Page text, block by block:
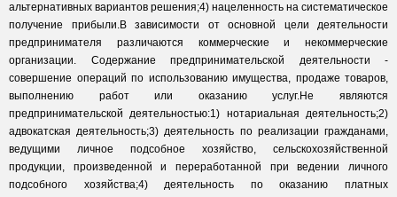
альтернативных вариантов решения;4) нацеленность на систематическое
получение прибыли.В зависимости от основной цели деятельности
предпринимателя различаются коммерческие и некоммерческие
организации. Содержание предпринимательской деятельности -
совершение операций по использованию имущества, продаже товаров,
выполнению работ или оказанию услуг.Не являются
предпринимательской деятельностью:1) нотариальная деятельность;2)
адвокатская деятельность;3) деятельность по реализации гражданами,
ведущими личное подсобное хозяйство, сельскохозяйственной
продукции, произведенной и переработанной при ведении личного
подсобного хозяйства;4) деятельность по оказанию платных